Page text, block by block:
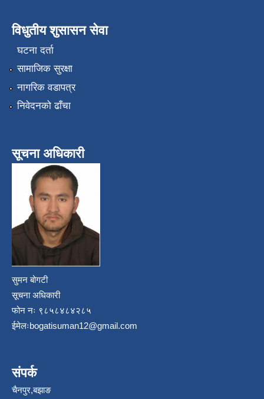
विधुतीय शुसासन सेवा
घटना दर्ता
सामाजिक सुरक्षा
नागरिक वडापत्र
निवेदनको ढाँचा
सूचना अधिकारी
सुमन बोगटी
सूचना अधिकारी
फोन नः ९८५८४८४२८५
ईमेलःbogatisuman12@gmail.com
संपर्क
चैनपुर,बझाङ